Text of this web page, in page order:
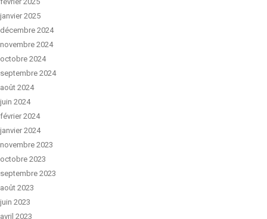
janvier 2025
décembre 2024
novembre 2024
octobre 2024
septembre 2024
août 2024
juin 2024
février 2024
janvier 2024
novembre 2023
octobre 2023
septembre 2023
août 2023
juin 2023
avril 2023